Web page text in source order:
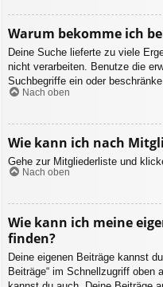
Warum bekomme ich
Deine Suche lieferte zu viele
nicht verarbeiten. Benutze die
Suchbegriffe ein oder
Nach oben
Wie kann ich nach
Gehe zur Mitgliederliste und
Nach oben
Wie kann ich meine
finden?
Deine eigenen Beiträge kannst
Beiträge“ im Schnellzugriff oben